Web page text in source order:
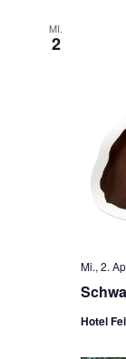
MI.
2
Mi., 2.
Hotel